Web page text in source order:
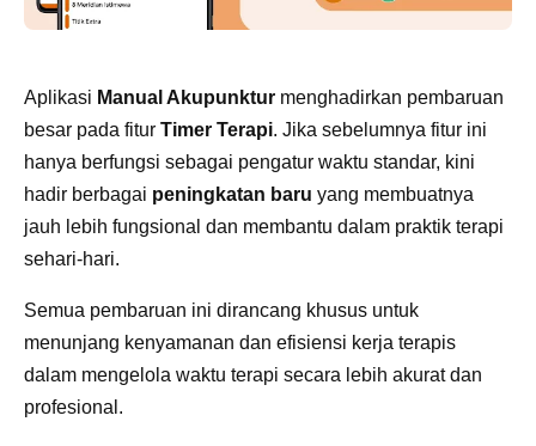
Aplikasi Manual Akupunktur menghadirkan pembaruan
besar pada fitur Timer Terapi. Jika sebelumnya fitur ini
hanya berfungsi sebagai pengatur waktu standar, kini
hadir berbagai peningkatan baru yang membuatnya
jauh lebih fungsional dan membantu dalam praktik terapi
sehari-hari.
Semua pembaruan ini dirancang khusus untuk
menunjang kenyamanan dan efisiensi kerja terapis
dalam mengelola waktu terapi secara lebih akurat dan
profesional.